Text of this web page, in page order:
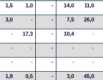
1,5 1,0 - 14,0 11,0
3,0 - - 7,5 26,0
- 17,3 - 10,4 -
- - - - -
- - - - -
1,8 0,5 - 3,0 45,0